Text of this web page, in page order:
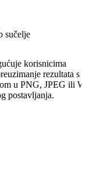
sučelje
korisnicima
rezultata s
u PNG, JPEG ili
postavljanja.